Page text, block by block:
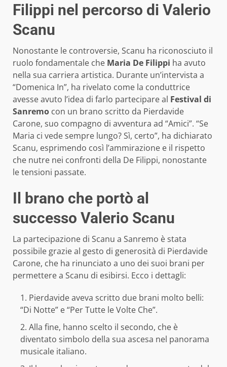
Filippi nel percorso di Valerio
Scanu
Nonostante le controversie, Scanu ha riconosciuto il
ruolo fondamentale che Maria De Filippi ha avuto
nella sua carriera artistica. Durante un’intervista a
“Domenica In”, ha rivelato come la conduttrice
avesse avuto l’idea di farlo partecipare al Festival di
Sanremo con un brano scritto da Pierdavide
Carone, suo compagno di avventura ad “Amici”. “Se
Maria ci vede sempre lungo? Sì, certo”, ha dichiarato
Scanu, esprimendo così l’ammirazione e il rispetto
che nutre nei confronti della De Filippi, nonostante
le tensioni passate.
Il brano che portò al
successo Valerio Scanu
La partecipazione di Scanu a Sanremo è stata
possibile grazie al gesto di generosità di Pierdavide
Carone, che ha rinunciato a uno dei suoi brani per
permettere a Scanu di esibirsi. Ecco i dettagli:
Pierdavide aveva scritto due brani molto belli:
“Di Notte” e “Per Tutte le Volte Che”.
Alla fine, hanno scelto il secondo, che è
diventato simbolo della sua ascesa nel panorama
musicale italiano.